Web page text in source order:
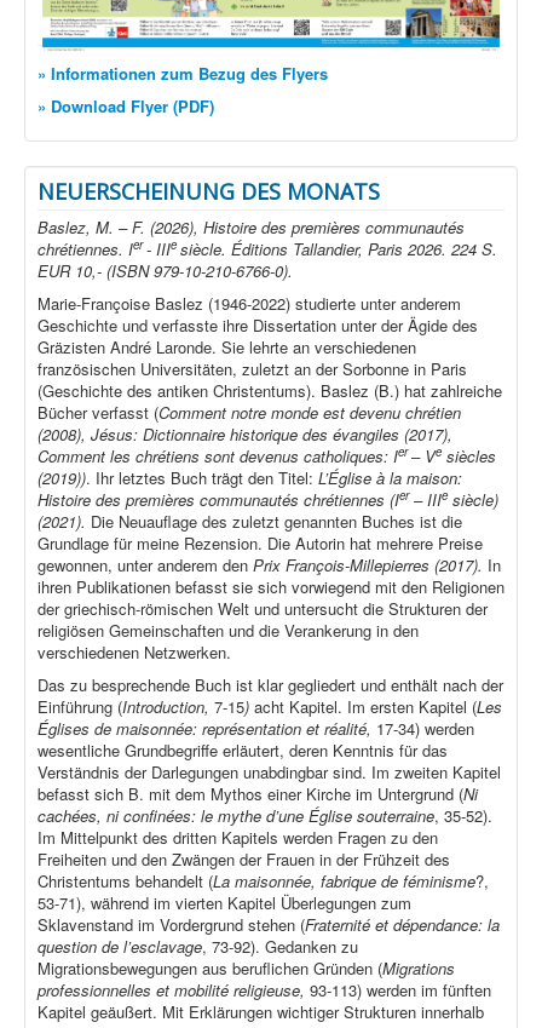
» Informationen zum Bezug des Flyers
» Download Flyer (PDF)
NEUERSCHEINUNG DES MONATS
Baslez, M. – F. (2026), Histoire des premières communautés
chrétiennes. Ier- IIIe siècle. Éditions Tallandier, Paris 2026. 224 S.
EUR 10,- (ISBN 979-10-210-6766-0).
Marie-Françoise Baslez (1946-2022) studierte unter anderem
Geschichte und verfasste ihre Dissertation unter der Ägide des
Gräzisten André Laronde. Sie lehrte an verschiedenen
französischen Universitäten, zuletzt an der Sorbonne in Paris
(Geschichte des antiken Christentums). Baslez (B.) hat zahlreiche
Bücher verfasst (Comment notre monde est devenu chrétien
(2008), Jésus: Dictionnaire historique des évangiles (2017),
Comment les chrétiens sont devenus catholiques: Ier– Ve siècles
(2019)). Ihr letztes Buch trägt den Titel: L’Église à la maison:
Histoire des premières communautés chrétiennes (Ier– IIIe siècle)
(2021). Die Neuauflage des zuletzt genannten Buches ist die
Grundlage für meine Rezension. Die Autorin hat mehrere Preise
gewonnen, unter anderem den Prix François-Millepierres (2017). In
ihren Publikationen befasst sie sich vorwiegend mit den Religionen
der griechisch-römischen Welt und untersucht die Strukturen der
religiösen Gemeinschaften und die Verankerung in den
verschiedenen Netzwerken.
Das zu besprechende Buch ist klar gegliedert und enthält nach der
Einführung (Introduction, 7-15) acht Kapitel. Im ersten Kapitel (Les
Églises de maisonnée: représentation et réalité, 17-34) werden
wesentliche Grundbegriffe erläutert, deren Kenntnis für das
Verständnis der Darlegungen unabdingbar sind. Im zweiten Kapitel
befasst sich B. mit dem Mythos einer Kirche im Untergrund (Ni
cachées, ni confinées: le mythe d’une Église souterraine, 35-52).
Im Mittelpunkt des dritten Kapitels werden Fragen zu den
Freiheiten und den Zwängen der Frauen in der Frühzeit des
Christentums behandelt (La maisonnée, fabrique de féminisme?,
53-71), während im vierten Kapitel Überlegungen zum
Sklavenstand im Vordergrund stehen (Fraternité et dépendance: la
question de l’esclavage, 73-92). Gedanken zu
Migrationsbewegungen aus beruflichen Gründen (Migrations
professionnelles et mobilité religieuse, 93-113) werden im fünften
Kapitel geäußert. Mit Erklärungen wichtiger Strukturen innerhalb